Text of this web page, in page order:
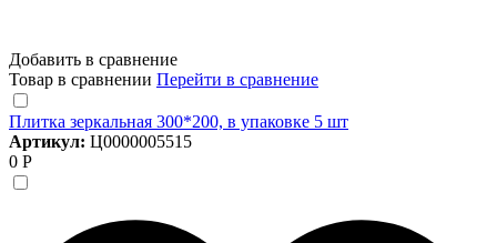
Добавить в сравнение
Товар в сравнении Перейти в сравнение
Плитка зеркальная 300*200, в упаковке 5 шт
Артикул: Ц0000005515
0 Р